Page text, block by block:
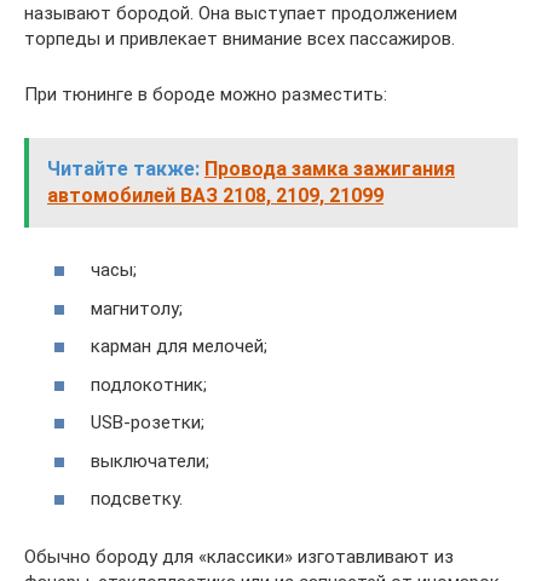
называют бородой. Она выступает продолжением
торпеды и привлекает внимание всех пассажиров.
При тюнинге в бороде можно разместить:
Читайте также: Провода замка зажигания
автомобилей ВАЗ 2108, 2109, 21099
часы;
магнитолу;
карман для мелочей;
подлокотник;
USB-розетки;
выключатели;
подсветку.
Обычно бороду для «классики» изготавливают из